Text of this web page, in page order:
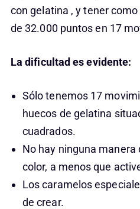
con gelatina , y tener
de 32.000 puntos en 17
La dificultad es evidente:
Sólo tenemos 17
huecos de gelatina
cuadrados.
No hay ninguna manera
color, a menos que
Los caramelos
de crear.